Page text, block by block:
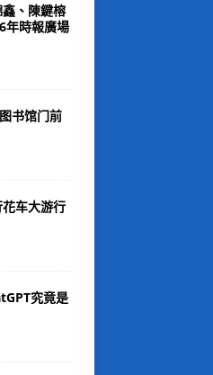
、陳鍵榕
年時報廣場
书馆门前
花车大游行
究竟是